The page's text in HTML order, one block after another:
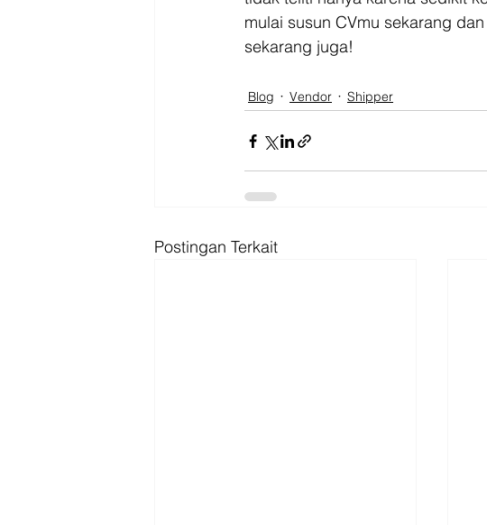
mulai susun CVmu sekarang
sekarang juga!
Blog Vendor Shipper
Postingan Terkait